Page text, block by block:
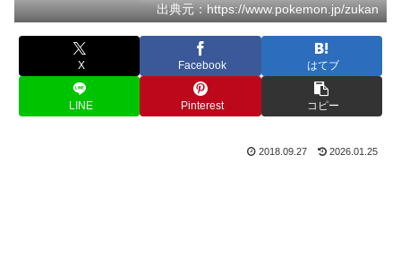
出典元：https://www.pokemon.jp/zukan
X Facebook はてブ
LINE Pinterest コピー
2018.09.27 2026.01.25